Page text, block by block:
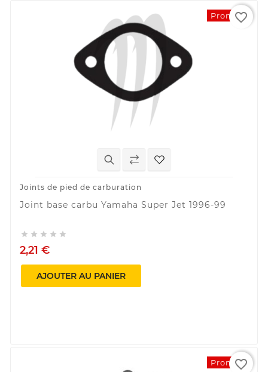
Promo !
Joints de pied de carburation
Joint base carbu Yamaha Super Jet 1996-99
    
2,21 €
AJOUTER AU PANIER
favorite_border
Promo !
favorite_border